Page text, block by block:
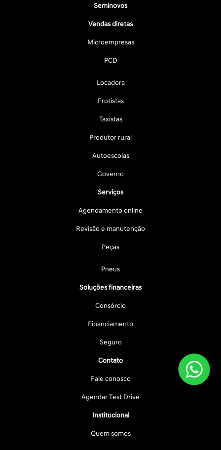
Seminovos
Vendas diretas
Microempresas
PCD
Locadora
Frotistas
Taxistas
Produtor rural
Autoescolas
Governo
Serviços
Agendamento online
Revisão e manutenção
Peças
Pneus
Soluções financeiras
Consórcio
Financiamento
Seguro
Contato
Fale conosco
Agendar Test Drive
Institucional
Quem somos